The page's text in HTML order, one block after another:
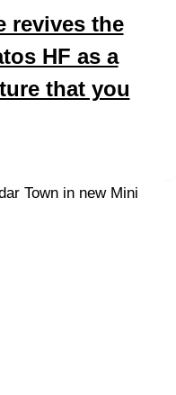
revives the
HF as a
that you